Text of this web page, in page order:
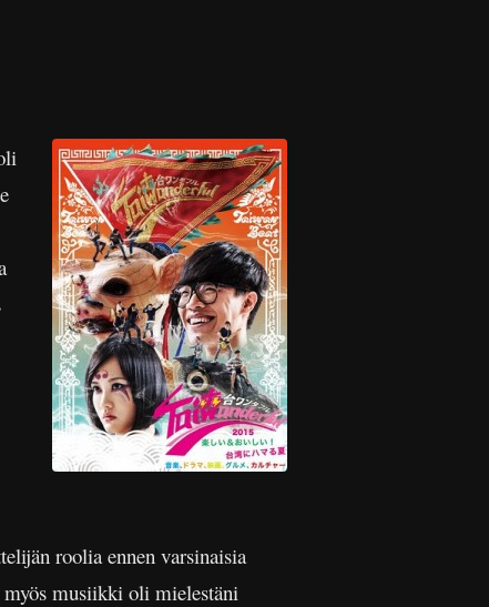
roolia ennen varsinaisia
musiikki oli mielestäni